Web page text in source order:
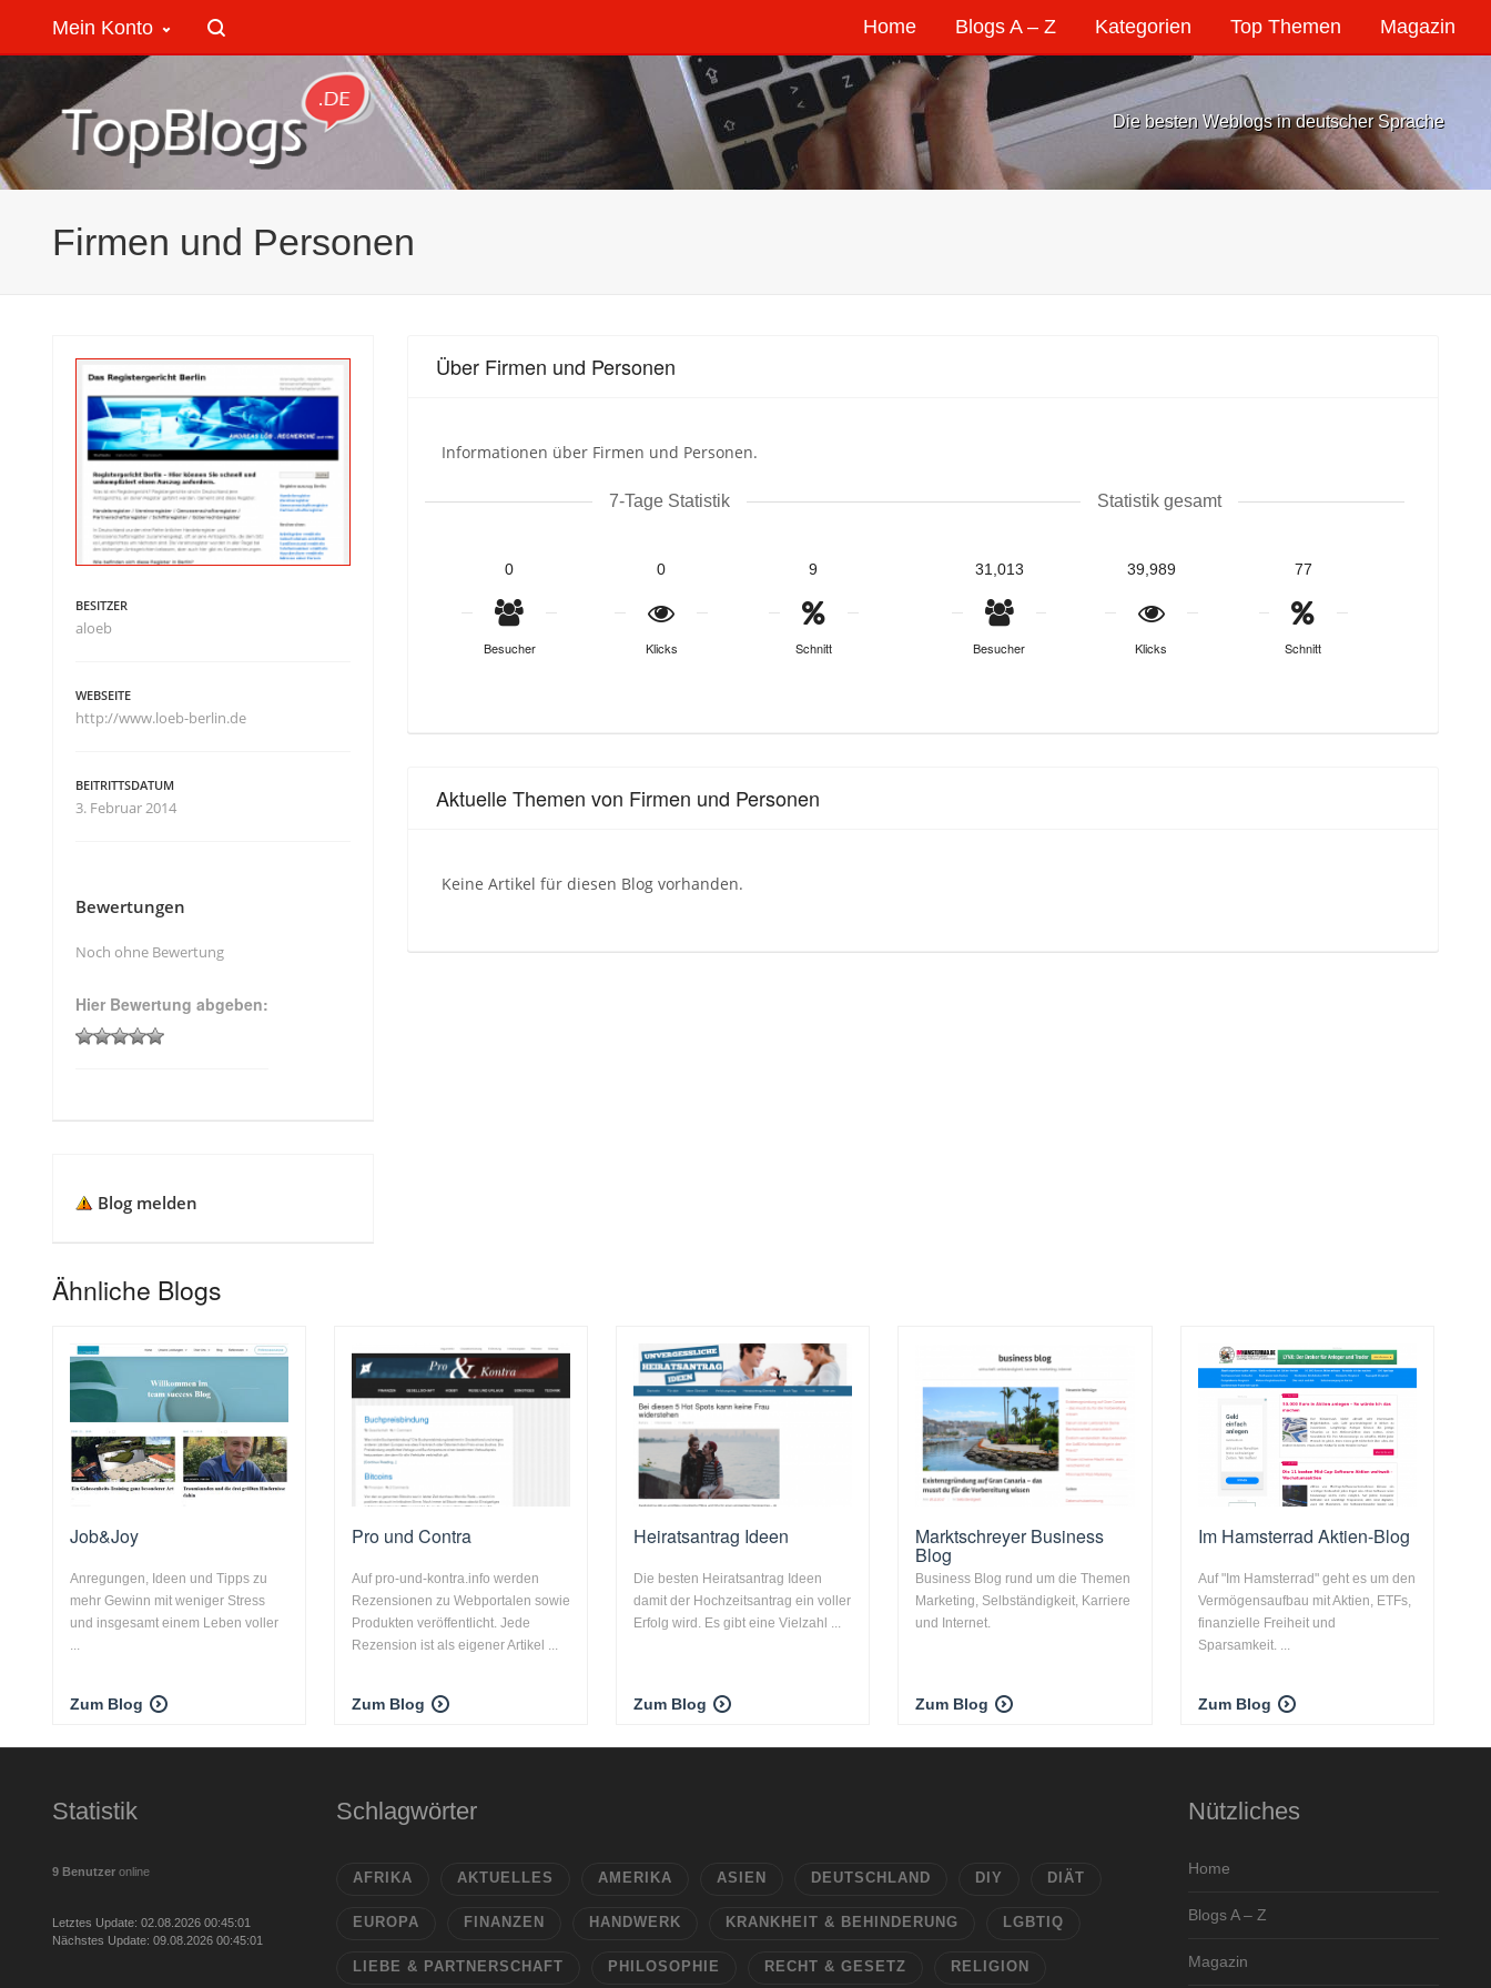
Home Blogs A – Z Kategorien Top Themen Magazin
Mein Konto
Die besten Weblogs in deutscher Sprache
Firmen und Personen
Über Firmen und Personen
Informationen über Firmen und Personen.
7-Tage Statistik
0
Besucher
0
Klicks
9
Schnitt
Statistik gesamt
31,013
Besucher
39,989
Klicks
77
Schnitt
Aktuelle Themen von Firmen und Personen
Keine Artikel für diesen Blog vorhanden.
BESITZER
aloeb
WEBSEITE
http://www.loeb-berlin.de
BEITRITTSDATUM
3. Februar 2014
Bewertungen
Noch ohne Bewertung
Hier Bewertung abgeben:
Blog melden
Ähnliche Blogs
Job&Joy
Anregungen, Ideen und Tipps zu
mehr Gewinn mit weniger Stress
und insgesamt einem Leben voller
...
Zum Blog
Pro und Contra
Auf pro-und-kontra.info werden
Rezensionen zu Webportalen sowie
Produkten veröffentlicht. Jede
Rezension ist als eigener Artikel ...
Zum Blog
Heiratsantrag Ideen
Die besten Heiratsantrag Ideen
damit der Hochzeitsantrag ein voller
Erfolg wird. Es gibt eine Vielzahl ...
Zum Blog
Marktschreyer Business
Blog
Business Blog rund um die Themen
Marketing, Selbständigkeit, Karriere
und Internet.
Zum Blog
Im Hamsterrad Aktien-Blog
Auf "Im Hamsterrad" geht es um den
Vermögensaufbau mit Aktien, ETFs,
finanzielle Freiheit und
Sparsamkeit. ...
Zum Blog
Statistik
9 Benutzer online
Letztes Update: 02.08.2026 00:45:01
Nächstes Update: 09.08.2026 00:45:01
Schlagwörter
AFRIKA AKTUELLES AMERIKA ASIEN DEUTSCHLAND DIY DIÄT
EUROPA FINANZEN HANDWERK KRANKHEIT & BEHINDERUNG LGBTIQ
LIEBE & PARTNERSCHAFT PHILOSOPHIE RECHT & GESETZ RELIGION
Nützliches
Home
Blogs A – Z
Magazin